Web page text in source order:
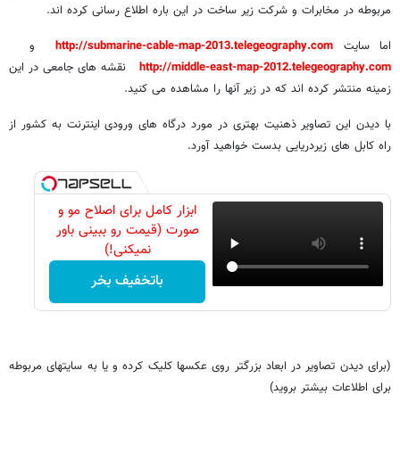
مربوطه در مخابرات و شرکت زیر ساخت در این باره اطلاع رسانی کرده اند.
اما سایت http://submarine-cable-map-2013.telegeography.com و
http://middle-east-map-2012.telegeography.com نقشه های جامعی در این
زمینه منتشر کرده اند که در زیر آنها را مشاهده می کنید.
با دیدن این تصاویر ذهنیت بهتری در مورد درگاه های ورودی اینترنت به کشور از
راه کابل های زیردریایی بدست خواهید آورد.
ابزار کامل برای اصلاح مو و
صورت (قیمت رو ببینی باور
نمیکنی!)
باتخفیف بخر
(برای دیدن تصاویر در ابعاد بزرگتر روی عکسها کلیک کرده و یا به سایتهای مربوطه
برای اطلاعات بیشتر بروید)